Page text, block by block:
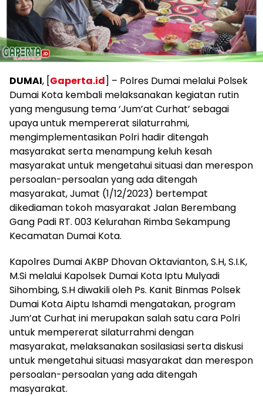
DUMAI, [Gaperta.id] – Polres Dumai melalui Polsek
Dumai Kota kembali melaksanakan kegiatan rutin
yang mengusung tema ‘Jum’at Curhat’ sebagai
upaya untuk mempererat silaturrahmi,
mengimplementasikan Polri hadir ditengah
masyarakat serta menampung keluh kesah
masyarakat untuk mengetahui situasi dan merespon
persoalan-persoalan yang ada ditengah
masyarakat, Jumat (1/12/2023) bertempat
dikediaman tokoh masyarakat Jalan Berembang
Gang Padi RT. 003 Kelurahan Rimba Sekampung
Kecamatan Dumai Kota.
Kapolres Dumai AKBP Dhovan Oktavianton, S.H, S.I.K,
M.Si melalui Kapolsek Dumai Kota Iptu Mulyadi
Sihombing, S.H diwakili oleh Ps. Kanit Binmas Polsek
Dumai Kota Aiptu Ishamdi mengatakan, program
Jum’at Curhat ini merupakan salah satu cara Polri
untuk mempererat silaturrahmi dengan
masyarakat, melaksanakan sosilasiasi serta diskusi
untuk mengetahui situasi masyarakat dan merespon
persoalan-persoalan yang ada ditengah
masyarakat.